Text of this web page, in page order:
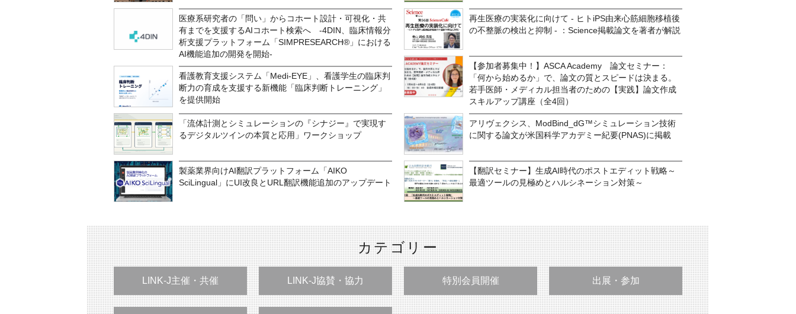
医療系研究者の「問い」からコホート設計・可視化・共
有までを支援するAIコホート検索へ -4DIN、臨床情報分
析支援プラットフォーム「SIMPRESEARCH®」における
AI機能追加の開発を開始-
看護教育支援システム「Medi-EYE」、看護学生の臨床判
断力の育成を支援する新機能「臨床判断トレーニング」
を提供開始
「流体計測とシミュレーションの『シナジー』で実現す
るデジタルツインの本質と応用」ワークショップ
製薬業界向けAI翻訳プラットフォーム「AIKO
SciLingual」にUI改良とURL翻訳機能追加のアップデート
再生医療の実装化に向けて - ヒトiPS由来心筋細胞移植後
の不整脈の検出と抑制 - ：Science掲載論文を著者が解説
【参加者募集中！】ASCA Academy 論文セミナー：
「何から始めるか」で、論文の質とスピードは決まる。
若手医師・メディカル担当者のための【実践】論文作成
スキルアップ講座（全4回）
アリヴェクシス、ModBind_dG™シミュレーション技術
に関する論文が米国科学アカデミー紀要(PNAS)に掲載
【翻訳セミナー】生成AI時代のポストエディット戦略～
最適ツールの見極めとハルシネーション対策～
カテゴリー
LINK-J主催・共催 LINK-J協賛・協力 特別会員開催 出展・参加